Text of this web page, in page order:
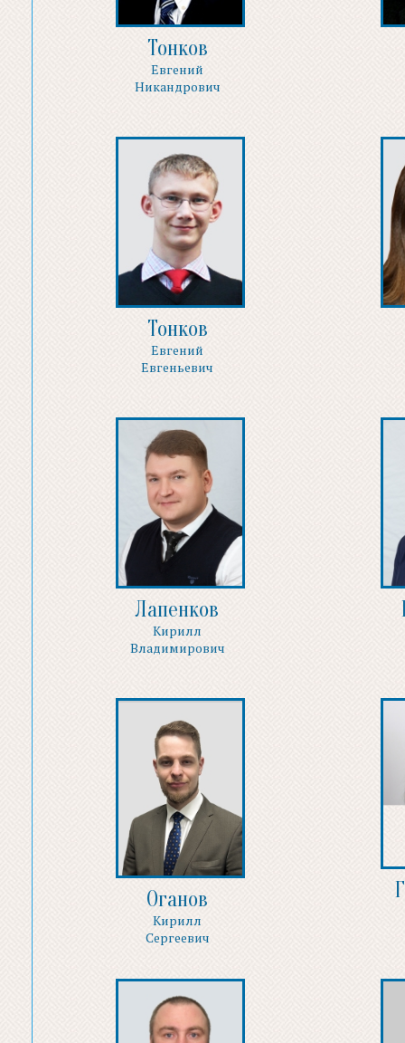
Тонков
Евгений
Никандрович
Тонков
Евгений
Евгеньевич
Лапенков
Кирилл
Владимирович
Оганов
Кирилл
Сергеевич